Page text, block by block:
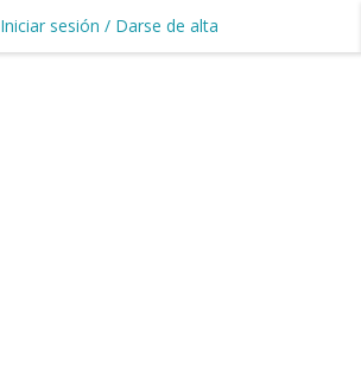
Iniciar sesión / Darse de alta